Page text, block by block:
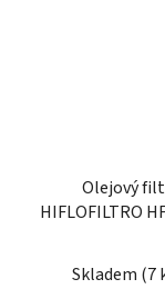
Olejový
HIFLOFILTRO
Skladem (7